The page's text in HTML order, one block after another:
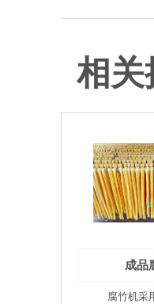
相关
成品